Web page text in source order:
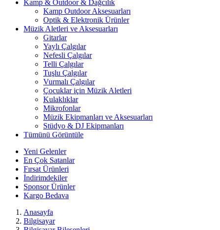
Kamp & Outdoor & Dağcılık
Kamp Outdoor Aksesuarları
Optik & Elektronik Ürünler
Müzik Aletleri ve Aksesuarları
Gitarlar
Yaylı Çalgılar
Nefesli Çalgılar
Telli Çalgılar
Tuşlu Çalgılar
Vurmalı Çalgılar
Çocuklar için Müzik Aletleri
Kulaklıklar
Mikrofonlar
Müzik Ekipmanları ve Aksesuarları
Stüdyo & DJ Ekipmanları
Tümünü Görüntüle
Yeni Gelenler
En Çok Satanlar
Fırsat Ürünleri
İndirimdekiler
Sponsor Ürünler
Kargo Bedava
Anasayfa
Bilgisayar